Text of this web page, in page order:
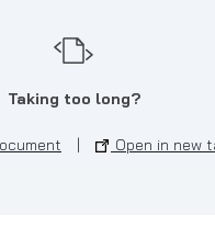
Taking too long?
| Open in new